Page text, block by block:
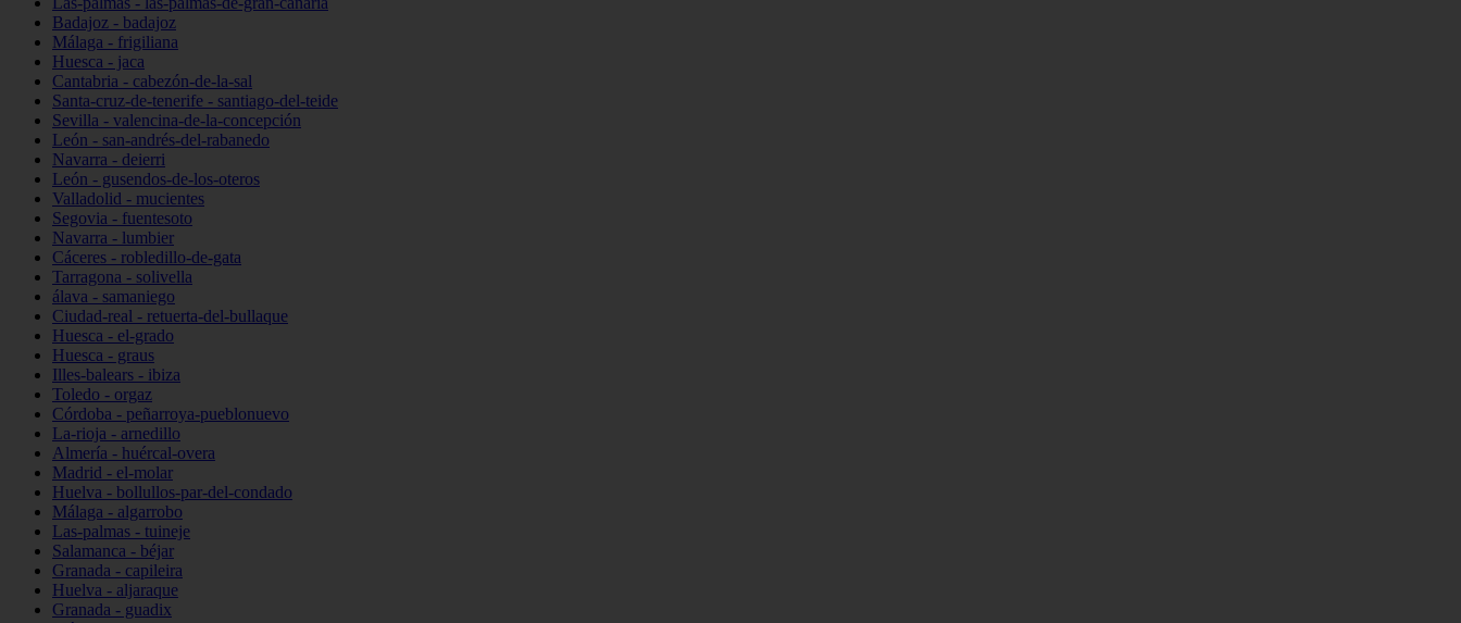
Badajoz - badajoz
Málaga - frigiliana
Huesca - jaca
Cantabria - cabezón-de-la-sal
Santa-cruz-de-tenerife - santiago-del-teide
Sevilla - valencina-de-la-concepción
León - san-andrés-del-rabanedo
Navarra - deierri
León - gusendos-de-los-oteros
Valladolid - mucientes
Segovia - fuentesoto
Navarra - lumbier
Cáceres - robledillo-de-gata
Tarragona - solivella
álava - samaniego
Ciudad-real - retuerta-del-bullaque
Huesca - el-grado
Huesca - graus
Illes-balears - ibiza
Toledo - orgaz
Córdoba - peñarroya-pueblonuevo
La-rioja - arnedillo
Almería - huércal-overa
Madrid - el-molar
Huelva - bollullos-par-del-condado
Málaga - algarrobo
Las-palmas - tuineje
Salamanca - béjar
Granada - capileira
Huelva - aljaraque
Granada - guadix